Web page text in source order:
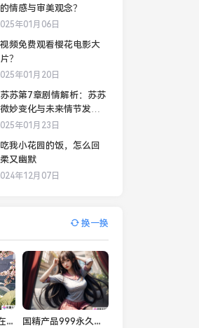
情感与审美观念？
年01月06日
频免费观看樱花电影大
？
年01月20日
苏第7章剧情解析：苏苏
妙变化与未来情节发展
年01月23日
我小花园的饭，怎么回
又幽默
年12月07日
换一换
如何避免“国产乱在线不卡”带来的不良社会影响，平台内容应该如何监管？ 国精产品999永久麻豆的特点是什么？其质量和效果如何保证？